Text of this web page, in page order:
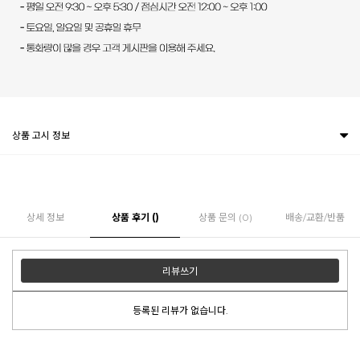
상품 고시 정보
상세 정보 상품 후기 () 상품 문의 (0) 배송/교환/반품
리뷰쓰기
등록된 리뷰가 없습니다.